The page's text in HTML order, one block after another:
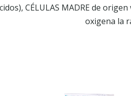
CÉLULAS MADRE de
oxigena la